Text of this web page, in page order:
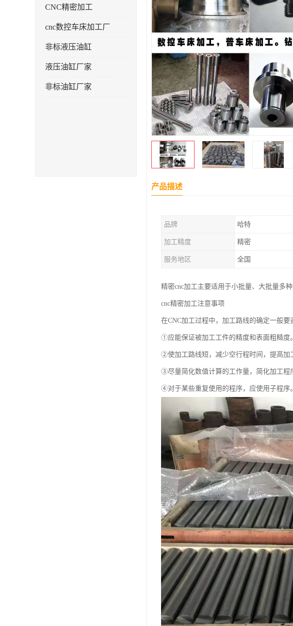
CNC精密加工
cnc数控车床加工厂
非标液压油缸
液压油缸厂家
非标油缸厂家
产品描述
品牌 哈特
加工精度 精密
服务地区 全国
精密cnc加工主要适用于小批量、大批量多
cnc精密加工注意事项
在CNC加工过程中，加工路线的确定一般要
①应能保证被加工工件的精度和表面粗糙度。
②使加工路线短，减少空行程时间，提高加
③尽量简化数值计算的工作量，简化加工程
④对于某些重复使用的程序，应使用子程序。